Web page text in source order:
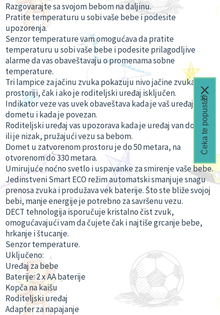
Razgovarajte sa svojom bebom na daljinu.
Pratite temperaturu u sobi vaše bebe i podesite
upozorenja.
Senzor temperature vam omogućava da pratite
temperaturu u sobi vaše bebe i podesite prilagodljive
alarme da vas obaveštavaju o promenama sobne
temperature.
Tri lampice za jačinu zvuka pokazuju nivo jačine zvuka u
prostoriji, čak i ako je roditeljski uređaj isključen.
Indikator veze vas uvek obaveštava kada je vaš uređaj u
dometu i kada je povezan.
Roditeljski uređaj vas upozorava kada je uređaj van dometa
ili je nizak, pružajući vezu sa bebom.
Domet u zatvorenom prostoru je do 50 metara, na
otvorenom do 330 metara.
Umirujuće noćno svetlo i uspavanke za smirenje vaše bebe.
Jedinstveni Smart ECO režim automatski smanjuje snagu
prenosa zvuka i produžava vek baterije. Što ste bliže svojoj
bebi, manje energije je potrebno za savršenu vezu.
DECT tehnologija isporučuje kristalno čist zvuk,
omogućavajući vam da čujete čak i najtiše grcanje bebe,
hrkanje i štucanje.
Senzor temperature.
Uključeno:
Uređaj za bebe
Baterije: 2 x AA baterije
Kopča na kaišu
Roditeljski uređaj
Adapter za napajanje
Čeka te popust🎁